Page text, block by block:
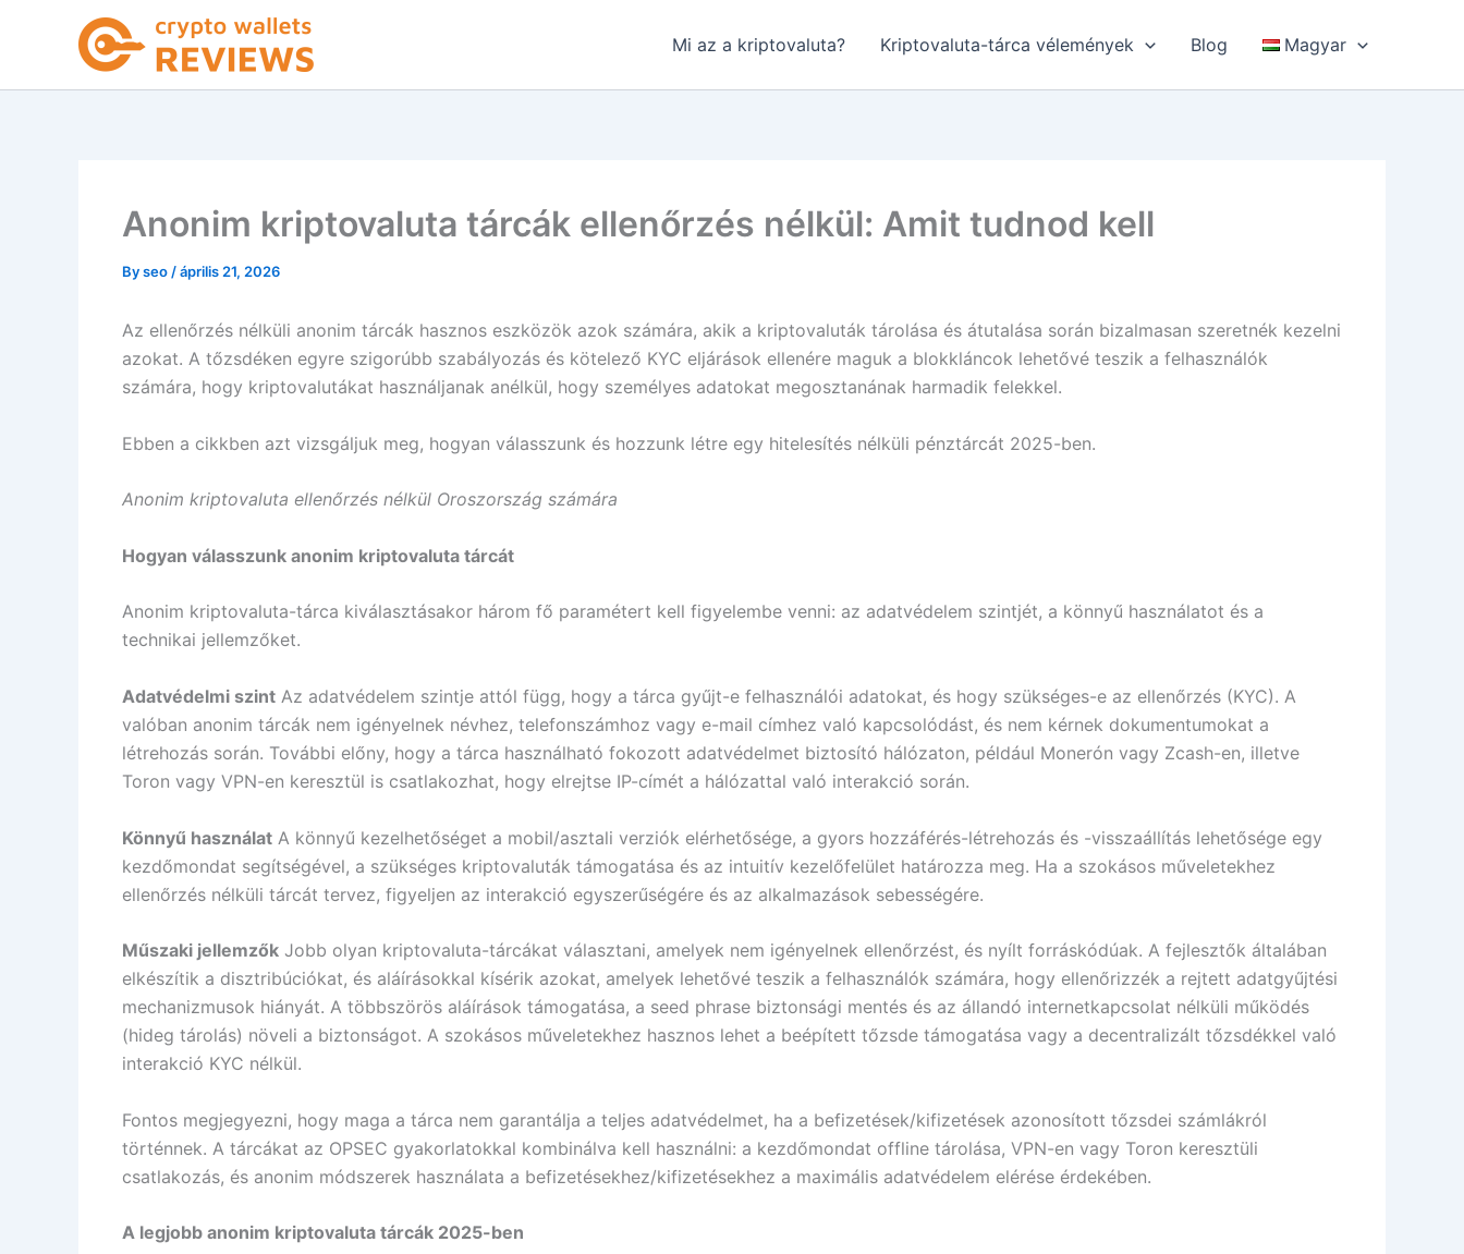
Mi az a kriptovaluta? Kriptovaluta-tárca vélemények Blog Magyar
Anonim kriptovaluta tárcák ellenőrzés nélkül: Amit tudnod kell
Byseo /április 21, 2026
Az ellenőrzés nélküli anonim tárcák hasznos eszközök azok számára, akik a kriptovaluták tárolása és átutalása során bizalmasan szeretnék kezelni
azokat. A tőzsdéken egyre szigorúbb szabályozás és kötelező KYC eljárások ellenére maguk a blokkláncok lehetővé teszik a felhasználók
számára, hogy kriptovalutákat használjanak anélkül, hogy személyes adatokat megosztanának harmadik felekkel.
Ebben a cikkben azt vizsgáljuk meg, hogyan válasszunk és hozzunk létre egy hitelesítés nélküli pénztárcát 2025-ben.
Anonim kriptovaluta ellenőrzés nélkül Oroszország számára
Hogyan válasszunk anonim kriptovaluta tárcát
Anonim kriptovaluta-tárca kiválasztásakor három fő paramétert kell figyelembe venni: az adatvédelem szintjét, a könnyű használatot és a
technikai jellemzőket.
Adatvédelmi szint Az adatvédelem szintje attól függ, hogy a tárca gyűjt-e felhasználói adatokat, és hogy szükséges-e az ellenőrzés (KYC). A
valóban anonim tárcák nem igényelnek névhez, telefonszámhoz vagy e-mail címhez való kapcsolódást, és nem kérnek dokumentumokat a
létrehozás során. További előny, hogy a tárca használható fokozott adatvédelmet biztosító hálózaton, például Monerón vagy Zcash-en, illetve
Toron vagy VPN-en keresztül is csatlakozhat, hogy elrejtse IP-címét a hálózattal való interakció során.
Könnyű használat A könnyű kezelhetőséget a mobil/asztali verziók elérhetősége, a gyors hozzáférés-létrehozás és -visszaállítás lehetősége egy
kezdőmondat segítségével, a szükséges kriptovaluták támogatása és az intuitív kezelőfelület határozza meg. Ha a szokásos műveletekhez
ellenőrzés nélküli tárcát tervez, figyeljen az interakció egyszerűségére és az alkalmazások sebességére.
Műszaki jellemzők Jobb olyan kriptovaluta-tárcákat választani, amelyek nem igényelnek ellenőrzést, és nyílt forráskódúak. A fejlesztők általában
elkészítik a disztribúciókat, és aláírásokkal kísérik azokat, amelyek lehetővé teszik a felhasználók számára, hogy ellenőrizzék a rejtett adatgyűjtési
mechanizmusok hiányát. A többszörös aláírások támogatása, a seed phrase biztonsági mentés és az állandó internetkapcsolat nélküli működés
(hideg tárolás) növeli a biztonságot. A szokásos műveletekhez hasznos lehet a beépített tőzsde támogatása vagy a decentralizált tőzsdékkel való
interakció KYC nélkül.
Fontos megjegyezni, hogy maga a tárca nem garantálja a teljes adatvédelmet, ha a befizetések/kifizetések azonosított tőzsdei számlákról
történnek. A tárcákat az OPSEC gyakorlatokkal kombinálva kell használni: a kezdőmondat offline tárolása, VPN-en vagy Toron keresztüli
csatlakozás, és anonim módszerek használata a befizetésekhez/kifizetésekhez a maximális adatvédelem elérése érdekében.
A legjobb anonim kriptovaluta tárcák 2025-ben